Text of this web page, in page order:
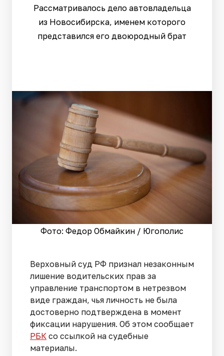
Рассматривалось дело автовладельца
из Новосибирска, именем которого
представился его двоюродный брат
Фото: Федор Обмайкин / Югополис
Верховный суд РФ признал незаконным
лишение водительских прав за
управление транспортом в нетрезвом
виде граждан, чья личность не была
достоверно подтверждена в момент
фиксации нарушения. Об этом сообщает
РБК со ссылкой на судебные
материалы.